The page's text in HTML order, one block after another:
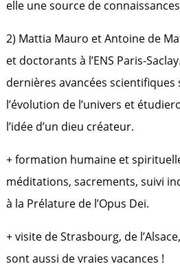
elle une source de
2) Mattia Mauro et Antoine de
et doctorants à l’ENS Paris-
dernières avancées
l’évolution de l’univers et
l’idée d’un dieu créateur.
+ formation humaine et
méditations, sacrements, suivi
à la Prélature de l’Opus Dei.
+ visite de Strasbourg, de
sont aussi de vraies vacances !